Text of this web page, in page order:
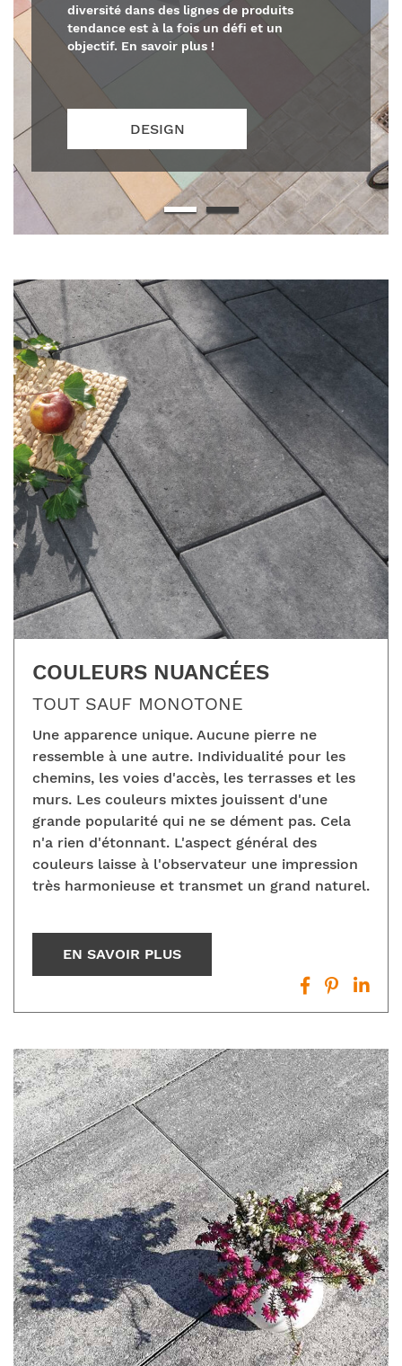
diversité dans des lignes de produits
tendance est à la fois un défi et un
objectif. En savoir plus !
DESIGN
PRODUITS
COULEURS NUANCÉES
TOUT SAUF MONOTONE
Une apparence unique. Aucune pierre ne
ressemble à une autre. Individualité pour les
chemins, les voies d'accès, les terrasses et les
murs. Les couleurs mixtes jouissent d'une
grande popularité qui ne se dément pas. Cela
n'a rien d'étonnant. L'aspect général des
couleurs laisse à l'observateur une impression
très harmonieuse et transmet un grand naturel.
EN SAVOIR PLUS